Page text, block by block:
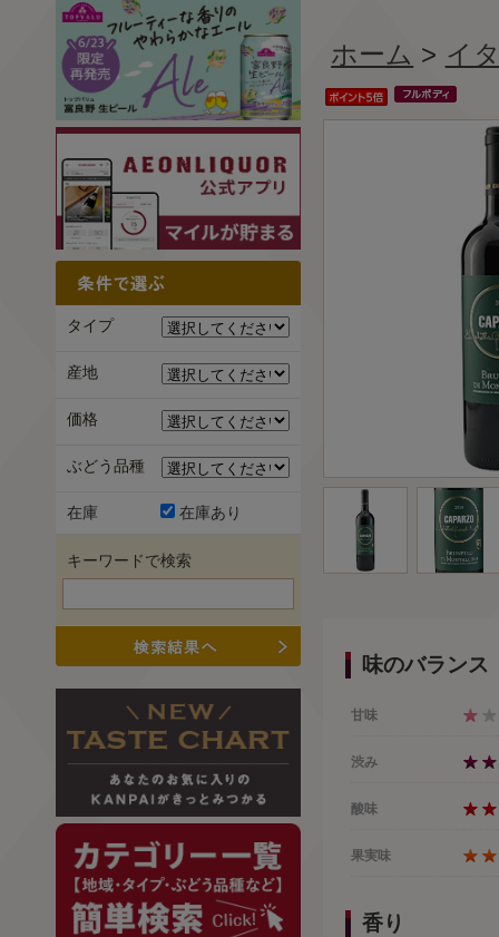
ホーム > イ
味のバランス
甘味
渋み
酸味
果実味
香り
タイプ
産地
価格
ぶどう品種
在庫 在庫あり
キーワードで検索